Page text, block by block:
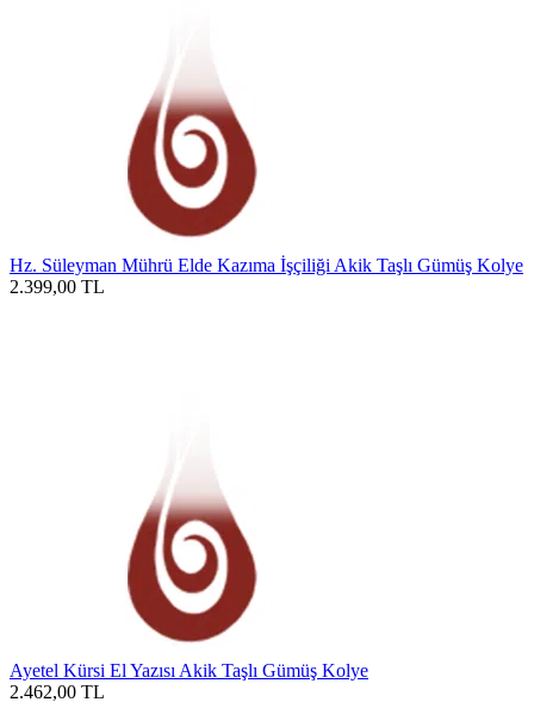
Hz. Süleyman Mührü Elde Kazıma İşçiliği Akik Taşlı Gümüş Kolye
2.399,00 TL
Ayetel Kürsi El Yazısı Akik Taşlı Gümüş Kolye
2.462,00 TL